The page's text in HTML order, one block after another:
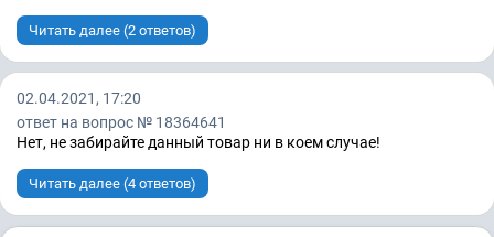
Читать далее (2 ответов)
02.04.2021, 17:20
ответ на вопрос № 18364641
Нет, не забирайте данный товар ни в коем случае!
Читать далее (4 ответов)